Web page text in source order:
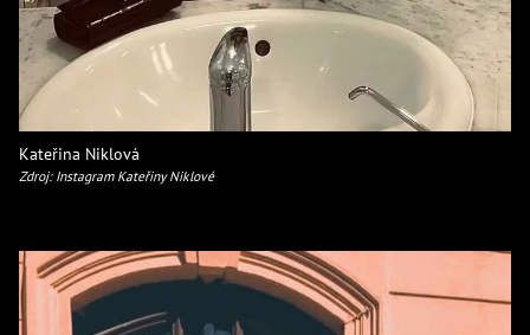
Kateřina Niklová
Zdroj: Instagram Kateřiny Niklové